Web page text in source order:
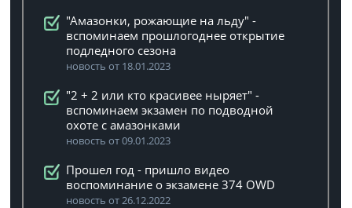
"Амазонки, рожающие на льду" -
вспоминаем прошлогоднее открытие
подледного сезона
новость от 18.01.2023
"2 + 2 или кто красивее ныряет" -
вспоминаем экзамен по подводной
охоте с амазонками
новость от 09.01.2023
Прошел год - пришло видео
воспоминание о экзамене 374 OWD
новость от 26.12.2022